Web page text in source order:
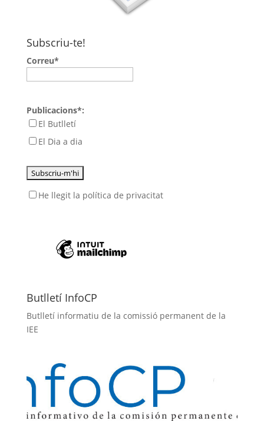
Subscriu-te!
Correu*
Publicacions*:
El Butlletí
El Dia a dia
He llegit la política de privacitat
Butlletí InfoCP
Butlletí informatiu de la comissió permanent de la
IEE